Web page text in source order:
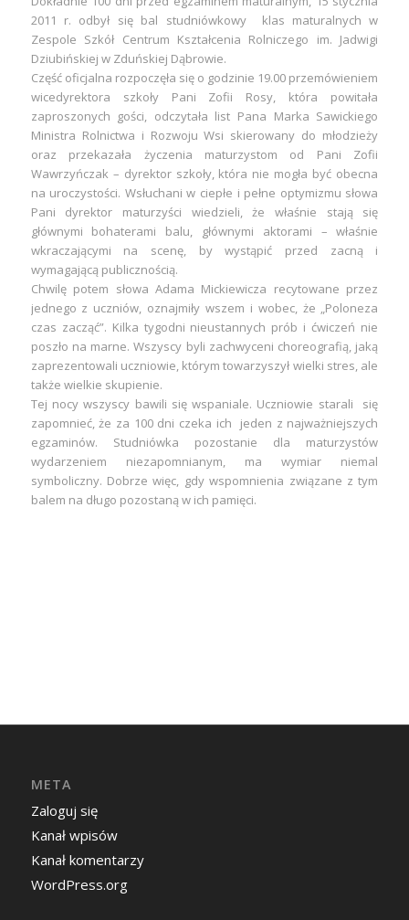
2011 r. odbył się bal studniówkowy klas maturalnych w
Zespole Szkół Centrum Kształcenia Rolniczego im. Jadwigi
Dziubińskiej w Zduńskiej Dąbrowie.
Część oficjalna rozpoczęła się o godzinie 19.00 przemówieniem
wicedyrektora szkoły Pani Zofii Rosy, która powitała
zaproszonych gości, odczytała list Pana Marka Sawickiego
Ministra Rolnictwa i Rozwoju Wsi skierowany do młodzieży
oraz przekazała życzenia maturzystom od Pani Zofii
Wawrzyńczak – dyrektor szkoły, która nie mogła być obecna
na uroczystości. Wsłuchani w ciepłe i pełne optymizmu słowa
Pani dyrektor maturzyści wiedzieli, że właśnie stają się
głównymi bohaterami balu, głównymi aktorami – właśnie
wkraczającymi na scenę, by wystąpić przed zacną i
wymagającą publicznością.
Chwilę potem słowa Adama Mickiewicza recytowane przez
jednego z uczniów, oznajmiły wszem i wobec, że „Poloneza
czas zacząć”. Kilka tygodni nieustannych prób i ćwiczeń nie
poszło na marne. Wszyscy byli zachwyceni choreografią, jaką
zaprezentowali uczniowie, którym towarzyszył wielki stres, ale
także wielkie skupienie.
Tej nocy wszyscy bawili się wspaniale. Uczniowie starali się
zapomnieć, że za 100 dni czeka ich jeden z najważniejszych
egzaminów. Studniówka pozostanie dla maturzystów
wydarzeniem niezapomnianym, ma wymiar niemal
symboliczny. Dobrze więc, gdy wspomnienia związane z tym
balem na długo pozostaną w ich pamięci.
META
Zaloguj się
Kanał wpisów
Kanał komentarzy
WordPress.org